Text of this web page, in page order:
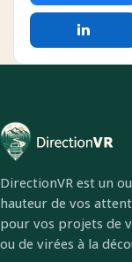
DirectionVR est un
hauteur de vos
pour vos projets de
ou de virées à la